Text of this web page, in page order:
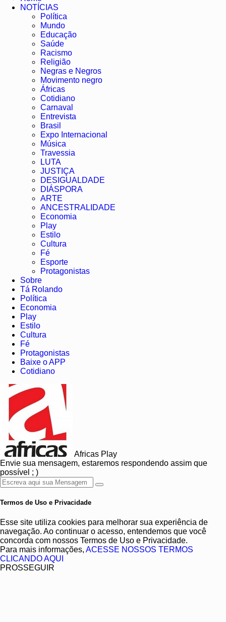
NOTÍCIAS
Política
Mundo
Educação
Saúde
Racismo
Religião
Negras e Negros
Movimento negro
Áfricas
Cotidiano
Carnaval
Entrevista
Brasil
Expo Internacional
Música
Travessia
LUTA
JUSTIÇA
DESIGUALDADE
DIÁSPORA
ARTE
ANCESTRALIDADE
Economia
Play
Estilo
Cultura
Fé
Esporte
Protagonistas
Sobre
Tá Rolando
Política
Economia
Play
Estilo
Cultura
Fé
Protagonistas
Baixe o APP
Cotidiano
Africas Play
Envie sua mensagem, estaremos respondendo assim que
possível ; )
Termos de Uso e Privacidade
Esse site utiliza cookies para melhorar sua experiência de
navegação. Ao continuar o acesso, entendemos que você
concorda com nossos Termos de Uso e Privacidade.
Para mais informações, ACESSE NOSSOS TERMOS
CLICANDO AQUI
PROSSEGUIR